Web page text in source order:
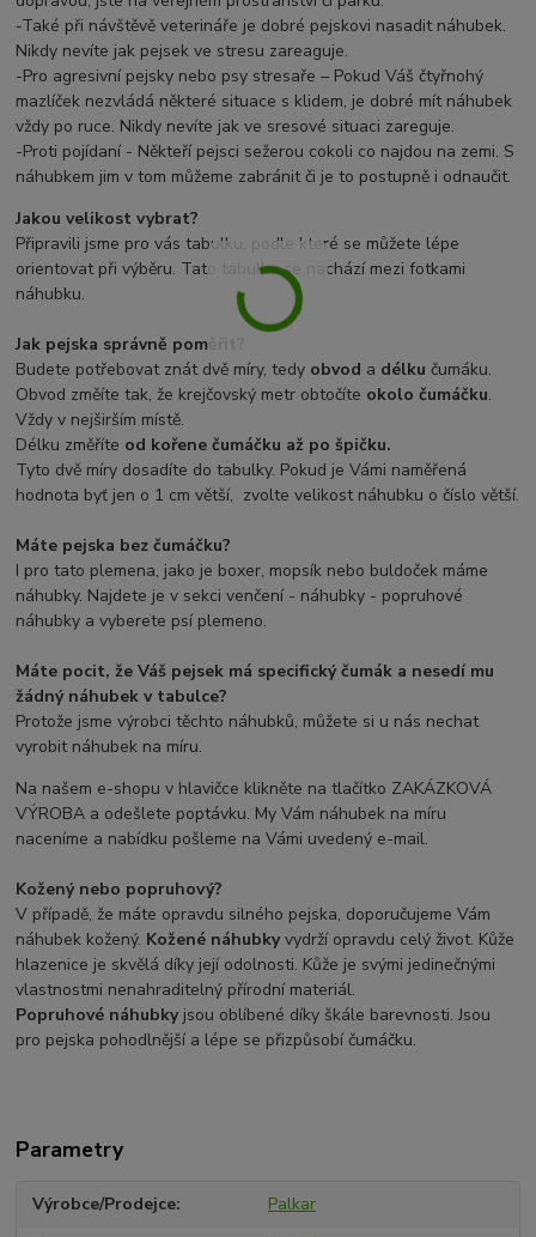
-Také při návštěvě veterináře je dobré pejskovi nasadit náhubek.
Nikdy nevíte jak pejsek ve stresu zareaguje.
-Pro agresivní pejsky nebo psy stresaře – Pokud Váš čtyřnohý
mazlíček nezvládá některé situace s klidem, je dobré mít náhubek
vždy po ruce. Nikdy nevíte jak ve sresové situaci zareguje.
-Proti pojídaní - Někteří pejsci sežerou cokoli co najdou na zemi. S
náhubkem jim v tom můžeme zabránit či je to postupně i odnaučit.
Jakou velikost vybrat?
Připravili jsme pro vás tabulku, podle které se můžete lépe
orientovat při výběru. Tato tabulka se nachází mezi fotkami
náhubku.
Jak pejska správně poměřit?
Budete potřebovat znát dvě míry, tedy obvod a délkučumáku.
Obvod změíte tak, že krejčovský metr obtočíte okolo čumáčku.
Vždy v nejširším místě.
Délku změříte od kořene čumáčku až po špičku.
Tyto dvě míry dosadíte do tabulky. Pokud je Vámi naměřená
hodnota byť jen o 1 cm větší, zvolte velikost náhubku o číslo větší.
Máte pejska bez čumáčku?
I pro tato plemena, jako je boxer, mopsík nebo buldoček máme
náhubky. Najdete je v sekci venčení - náhubky - popruhové
náhubky a vyberete psí plemeno.
Máte pocit, že Váš pejsek má specifický čumák a nesedí mu
žádný náhubek v tabulce?
Protože jsme výrobci těchto náhubků, můžete si u nás nechat
vyrobit náhubek na míru.
Na našem e-shopu v hlavičce klikněte na tlačítko ZAKÁZKOVÁ
VÝROBA a odešlete poptávku. My Vám náhubek na míru
naceníme a nabídku pošleme na Vámi uvedený e-mail.
Kožený nebo popruhový?
V případě, že máte opravdu silného pejska, doporučujeme Vám
náhubek kožený. Kožené náhubkyvydrží opravdu celý život. Kůže
hlazenice je skvělá díky její odolnosti. Kůže je svými jedinečnými
vlastnostmi nenahraditelný přírodní materiál.
Popruhové náhubkyjsou oblíbené díky škále barevnosti. Jsou
pro pejska pohodlnější a lépe se přizpůsobí čumáčku.
Parametry
Výrobce/Prodejce Palkar